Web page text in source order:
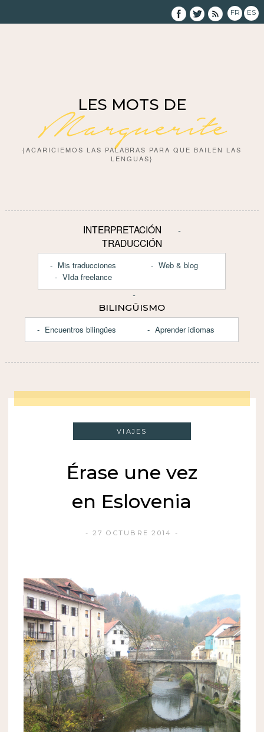
FR ES
LES MOTS DE
Marguerite
{ACARICIEMOS LAS PALABRAS PARA QUE BAILEN LAS
LENGUAS}
INTERPRETACIÓN
TRADUCCIÓN
Mis traducciones
VIda freelance
Web & blog
BILINGÜISMO
Encuentros bilingües
Aprender idiomas
VIAJES
Érase une vez
en Eslovenia
27 OCTUBRE 2014